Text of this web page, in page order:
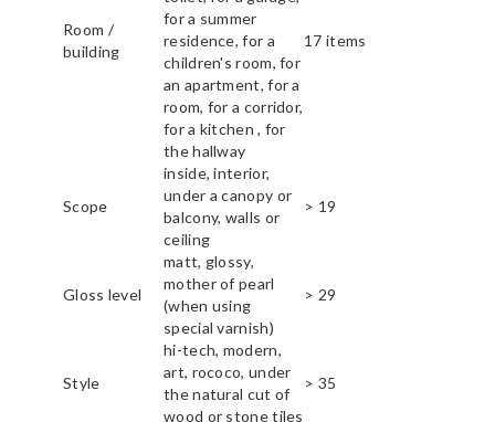
Room /
building
for a summer
residence, for a
children's room, for
an apartment, for a
room, for a corridor,
for a kitchen , for
the hallway
17 items
Scope
inside, interior,
under a canopy or
balcony, walls or
ceiling
> 19
Gloss level
matt, glossy,
mother of pearl
(when using
special varnish)
> 29
Style
hi-tech, modern,
art, rococo, under
the natural cut of
wood or stone tiles
> 35